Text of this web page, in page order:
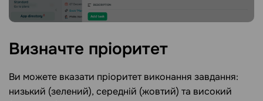
Визначте пріоритет
Ви можете вказати пріоритет виконання завдання:
низький (зелений), середній (жовтий) та високий